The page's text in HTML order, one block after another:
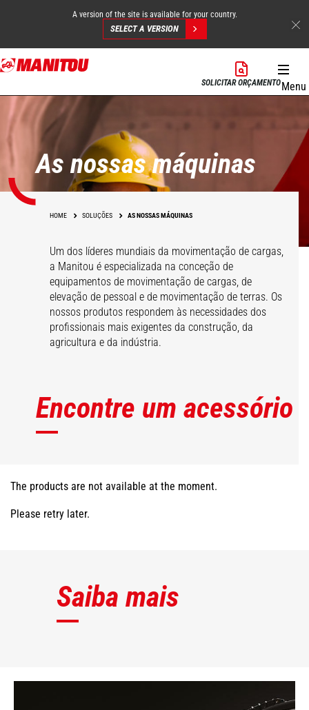
Skip
to
content
A version of the site is available for your country.
SELECT A VERSION
SOLICITAR ORÇAMENTOMenu
As nossas máquinas
HOME SOLUÇÕES AS NOSSAS MÁQUINAS
Um dos líderes mundiais da movimentação de cargas,
a Manitou é especializada na conceção de
equipamentos de movimentação de cargas, de
elevação de pessoal e de movimentação de terras. Os
nossos produtos respondem às necessidades dos
profissionais mais exigentes da construção, da
agricultura e da indústria.
Encontre um acessório
The products are not available at the moment.
Please retry later.
Saiba mais